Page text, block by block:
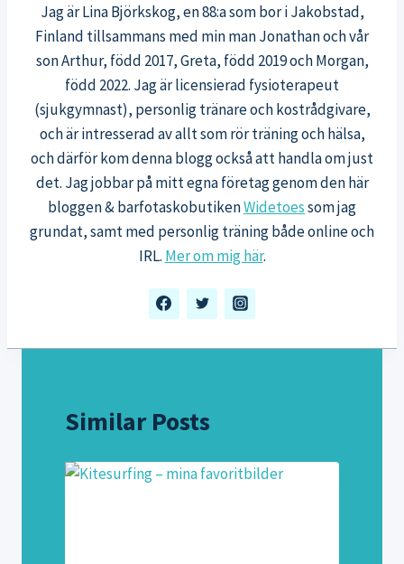
Jag är Lina Björkskog, en 88:a som bor i Jakobstad,
Finland tillsammans med min man Jonathan och vår
son Arthur, född 2017, Greta, född 2019 och Morgan,
född 2022. Jag är licensierad fysioterapeut
(sjukgymnast), personlig tränare och kostrådgivare,
och är intresserad av allt som rör träning och hälsa,
och därför kom denna blogg också att handla om just
det. Jag jobbar på mitt egna företag genom den här
bloggen & barfotaskobutikenWidetoessom jag
grundat, samt med personlig träning både online och
IRL. Mer om mig här.
Similar Posts